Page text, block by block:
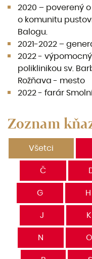
2020 – poverený
o komunitu
Balogu.
2021-2022 –
2022 -
poliklinikou sv.
Rožňava - mesto
2022 - farár
Zoznam
Všetci
Č
G H
J K
N O